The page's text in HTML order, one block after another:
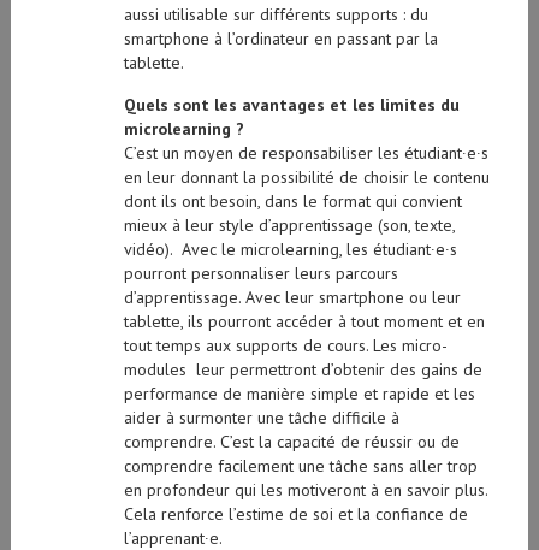
aussi utilisable sur différents supports : du
smartphone à l’ordinateur en passant par la
tablette.
Quels sont les avantages et les limites du
microlearning ?
C’est un moyen de responsabiliser les étudiant∙e∙s
en leur donnant la possibilité de choisir le contenu
dont ils ont besoin, dans le format qui convient
mieux à leur style d’apprentissage (son, texte,
vidéo). Avec le microlearning, les étudiant∙e∙s
pourront personnaliser leurs parcours
d’apprentissage. Avec leur smartphone ou leur
tablette, ils pourront accéder à tout moment et en
tout temps aux supports de cours. Les micro-
modules leur permettront d’obtenir des gains de
performance de manière simple et rapide et les
aider à surmonter une tâche difficile à
comprendre. C’est la capacité de réussir ou de
comprendre facilement une tâche sans aller trop
en profondeur qui les motiveront à en savoir plus.
Cela renforce l’estime de soi et la confiance de
l’apprenant∙e.